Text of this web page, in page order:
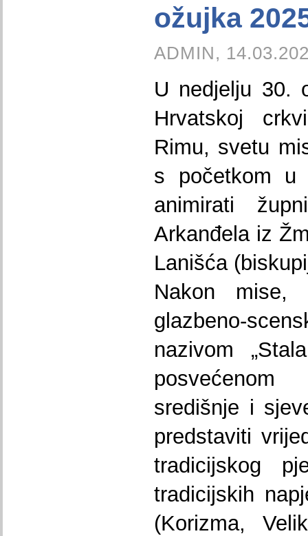
ožujka
ADMIN,
U nedjelju 30.
Hrvatskoj
Rimu, svetu
s početkom u
animirati
Arkanđela iz
Lanišća
Nakon
glazbeno-
nazivom
središnje i
predstaviti
tradicijskog
tradicijskih
(Korizma,